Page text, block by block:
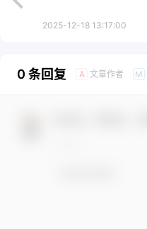
2025-12-18 13:17:00
0 条回复 A 文章作者 M